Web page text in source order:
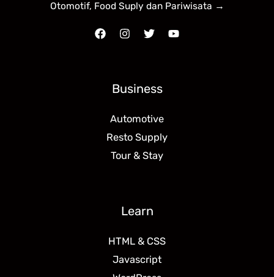
Otomotif, Food Suply dan Pariwisata →
Business
Automotive
Resto Supply
Tour & Stay
Learn
HTML & CSS
Javascript